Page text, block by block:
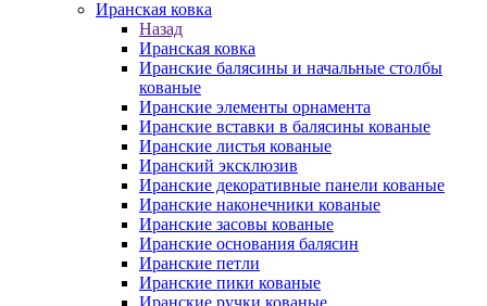
Иранская ковка
Назад
Иранская ковка
Иранские балясины и начальные столбы
кованые
Иранские элементы орнамента
Иранские вставки в балясины кованые
Иранские листья кованые
Иранский эксклюзив
Иранские декоративные панели кованые
Иранские наконечники кованые
Иранские засовы кованые
Иранские основания балясин
Иранские петли
Иранские пики кованые
Иранские ручки кованые